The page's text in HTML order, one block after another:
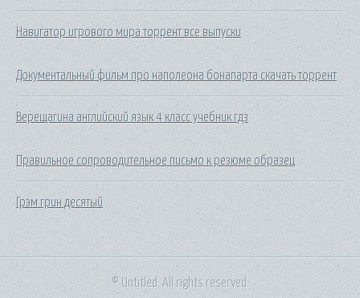
Навигатор игрового мира торрент все выпуски
Документальный фильм про наполеона бонапарта скачать торрент
Верещагина английский язык 4 класс учебник гдз
Правильное сопроводительное письмо к резюме образец
Грэм грин десятый
© Untitled. All rights reserved.